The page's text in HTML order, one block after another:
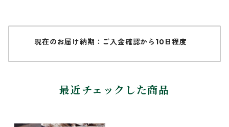
現在のお届け納期：ご入金確認から10日程度
最近チェックした商品